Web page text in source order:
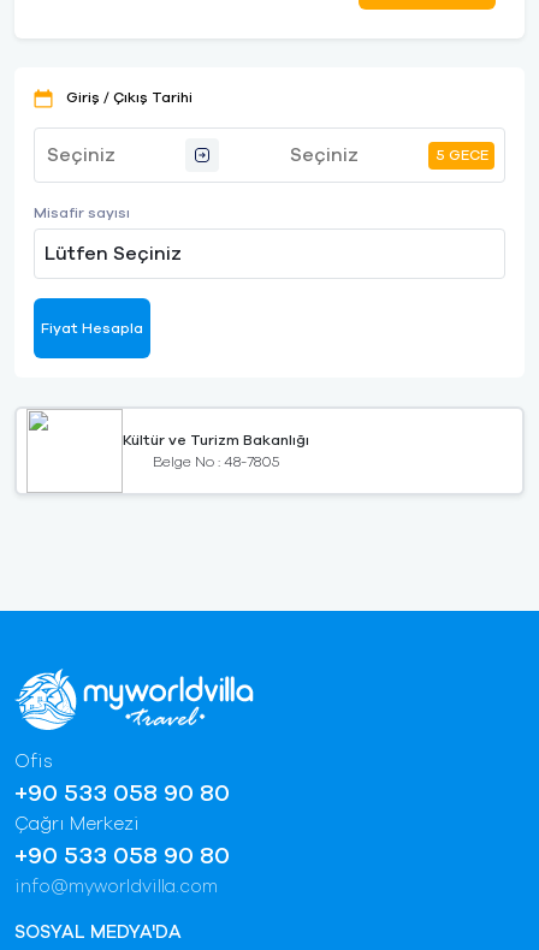
Giriş / Çıkış Tarihi
5 GECE
Misafir sayısı
Lütfen Seçiniz
Fiyat Hesapla
Kültür ve Turizm Bakanlığı
Belge No : 48-7805
Ofis
+90 533 058 90 80
Çağrı Merkezi
+90 533 058 90 80
info@myworldvilla.com
SOSYAL MEDYA'DA